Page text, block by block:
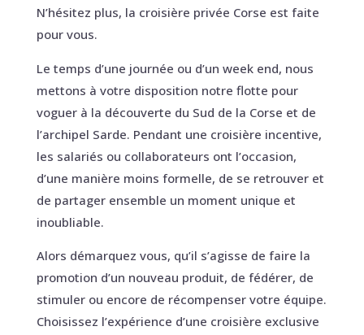
N’hésitez plus, la croisière privée Corse est faite
pour vous.
Le temps d’une journée ou d’un week end, nous
mettons à votre disposition notre flotte pour
voguer à la découverte du Sud de la Corse et de
l’archipel Sarde. Pendant une croisière incentive,
les salariés ou collaborateurs ont l’occasion,
d’une manière moins formelle, de se retrouver et
de partager ensemble un moment unique et
inoubliable.
Alors démarquez vous, qu’il s’agisse de faire la
promotion d’un nouveau produit, de fédérer, de
stimuler ou encore de récompenser votre équipe.
Choisissez l’expérience d’une croisière exclusive